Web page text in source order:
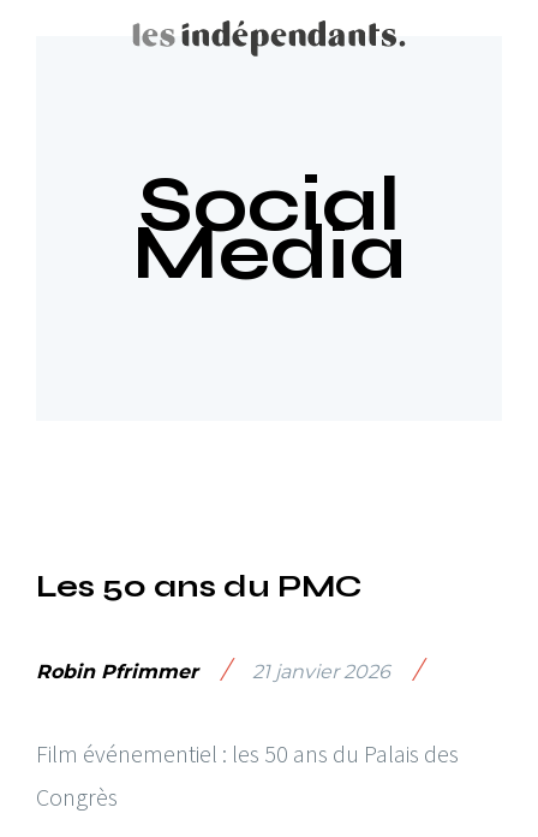
Social
Media
Les 50 ans du PMC
Robin Pfrimmer / 21 janvier 2026 /
Film événementiel : les 50 ans du Palais des
Congrès